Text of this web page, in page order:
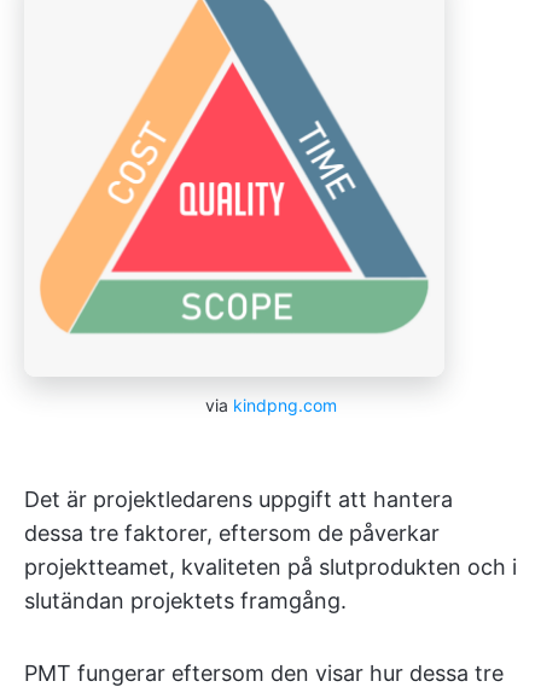
via kindpng.com
Det är projektledarens uppgift att hantera
dessa tre faktorer, eftersom de påverkar
projektteamet, kvaliteten på slutprodukten och i
slutändan projektets framgång.
PMT fungerar eftersom den visar hur dessa tre